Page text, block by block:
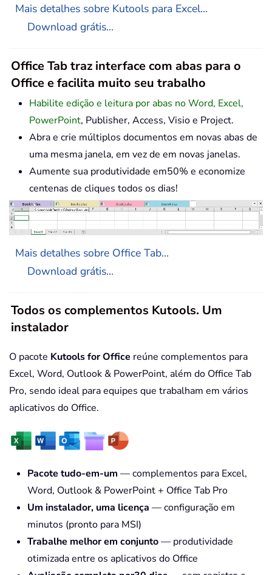
Mais detalhes sobre Kutools para Excel...
Download grátis...
Office Tab traz interface com abas para o
Office e facilita muito seu trabalho
Habilite edição e leitura por abas no Word, Excel,
PowerPoint, Publisher, Access, Visio e Project.
Abra e crie múltiplos documentos em novas abas de
uma mesma janela, em vez de em novas janelas.
Aumente sua produtividade em50% e economize
centenas de cliques todos os dias!
Mais detalhes sobre Office Tab...
Download grátis...
Todos os complementos Kutools. Um
instalador
O pacote Kutools for Office reúne complementos para
Excel, Word, Outlook & PowerPoint, além do Office Tab
Pro, sendo ideal para equipes que trabalham em vários
aplicativos do Office.
Pacote tudo-em-um — complementos para Excel,
Word, Outlook & PowerPoint + Office Tab Pro
Um instalador, uma licença — configuração em
minutos (pronto para MSI)
Trabalhe melhor em conjunto— produtividade
otimizada entre os aplicativos do Office